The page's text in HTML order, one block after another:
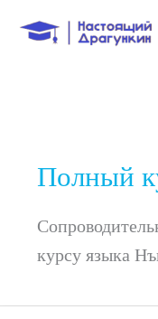
Полный
курсу языка